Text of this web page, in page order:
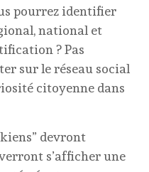
pourrez identifier
national et
? Pas
sur le réseau social
citoyenne dans
devront
s’afficher une